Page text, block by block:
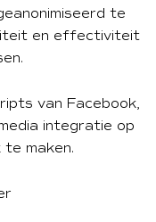
te
en effectiviteit
van Facebook,
integratie op
te maken.